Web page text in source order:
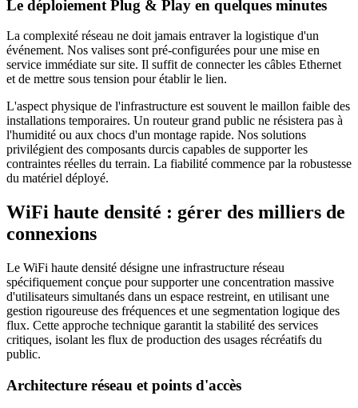
Le déploiement Plug & Play en quelques minutes
La complexité réseau ne doit jamais entraver la logistique d'un
événement. Nos valises sont pré-configurées pour une mise en
service immédiate sur site. Il suffit de connecter les câbles Ethernet
et de mettre sous tension pour établir le lien.
L'aspect physique de l'infrastructure est souvent le maillon faible des
installations temporaires. Un routeur grand public ne résistera pas à
l'humidité ou aux chocs d'un montage rapide. Nos solutions
privilégient des composants durcis capables de supporter les
contraintes réelles du terrain. La fiabilité commence par la robustesse
du matériel déployé.
WiFi haute densité : gérer des milliers de
connexions
Le WiFi haute densité désigne une infrastructure réseau
spécifiquement conçue pour supporter une concentration massive
d'utilisateurs simultanés dans un espace restreint, en utilisant une
gestion rigoureuse des fréquences et une segmentation logique des
flux. Cette approche technique garantit la stabilité des services
critiques, isolant les flux de production des usages récréatifs du
public.
Architecture réseau et points d'accès